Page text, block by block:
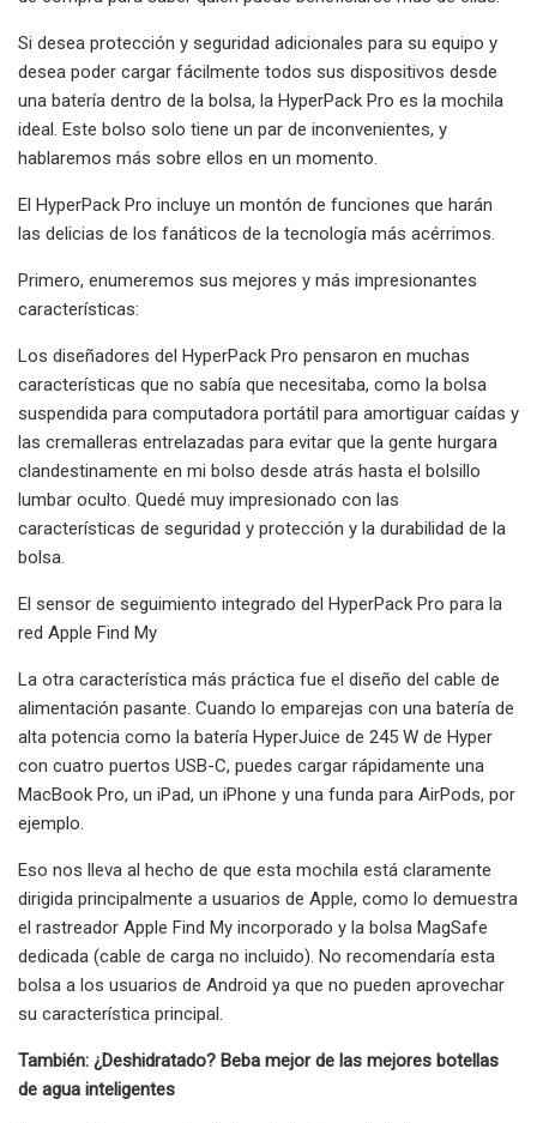
Si desea protección y seguridad adicionales para su equipo y
desea poder cargar fácilmente todos sus dispositivos desde
una batería dentro de la bolsa, la HyperPack Pro es la mochila
ideal. Este bolso solo tiene un par de inconvenientes, y
hablaremos más sobre ellos en un momento.
El HyperPack Pro incluye un montón de funciones que harán
las delicias de los fanáticos de la tecnología más acérrimos.
Primero, enumeremos sus mejores y más impresionantes
características:
Los diseñadores del HyperPack Pro pensaron en muchas
características que no sabía que necesitaba, como la bolsa
suspendida para computadora portátil para amortiguar caídas y
las cremalleras entrelazadas para evitar que la gente hurgara
clandestinamente en mi bolso desde atrás hasta el bolsillo
lumbar oculto. Quedé muy impresionado con las
características de seguridad y protección y la durabilidad de la
bolsa.
El sensor de seguimiento integrado del HyperPack Pro para la
red Apple Find My
La otra característica más práctica fue el diseño del cable de
alimentación pasante. Cuando lo emparejas con una batería de
alta potencia como la batería HyperJuice de 245 W de Hyper
con cuatro puertos USB-C, puedes cargar rápidamente una
MacBook Pro, un iPad, un iPhone y una funda para AirPods, por
ejemplo.
Eso nos lleva al hecho de que esta mochila está claramente
dirigida principalmente a usuarios de Apple, como lo demuestra
el rastreador Apple Find My incorporado y la bolsa MagSafe
dedicada (cable de carga no incluido). No recomendaría esta
bolsa a los usuarios de Android ya que no pueden aprovechar
su característica principal.
También: ¿Deshidratado? Beba mejor de las mejores botellas
de agua inteligentes